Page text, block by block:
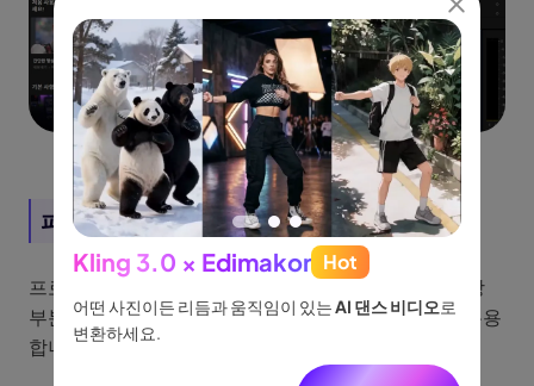
파트 3. 온라인에서 동영상 부분 자르기 사이트
프로그램 설치가 번거롭다면 웹사이트에서 바로 동영상
부분 자르기를 할 수 있습니다. 간편하고 빠른 작업에 유용
합니다.
나 물
Kling 3.0 × Edimakor Hot
어떤 사진이든 리듬과 움직임이 있는AI 댄스 비디오로
변환하세요.
아이